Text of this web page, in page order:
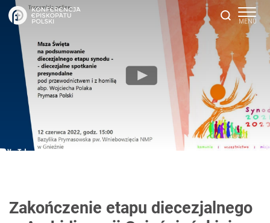
Zakończenie etapu diecezjalnego